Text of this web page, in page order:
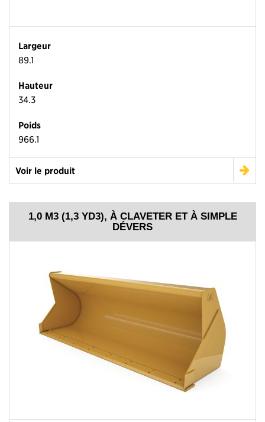
Largeur
89.1
Hauteur
34.3
Poids
966.1
Voir le produit
1,0 M3 (1,3 YD3), À CLAVETER ET À SIMPLE
DÉVERS